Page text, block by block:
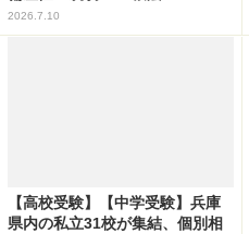
2026.7.10
【高校受験】【中学受験】兵庫
県内の私立31校が集結、個別相